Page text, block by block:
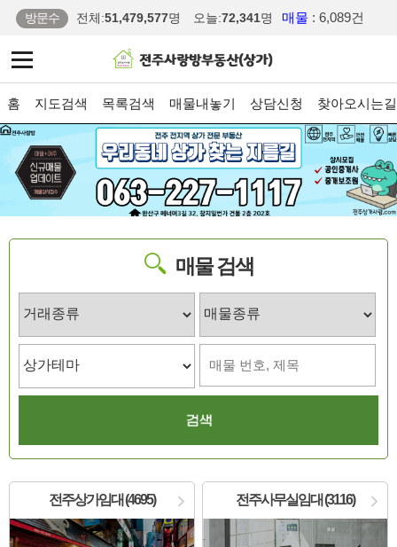
방문수 전체:51,479,577명 오늘:72,341명 매물 : 6,089건
홈 지도검색 목록검색 매물내놓기 상담신청 찾아오시는길
매물 검색
전주상가임대 (4695) 전주사무실임대 (3116)